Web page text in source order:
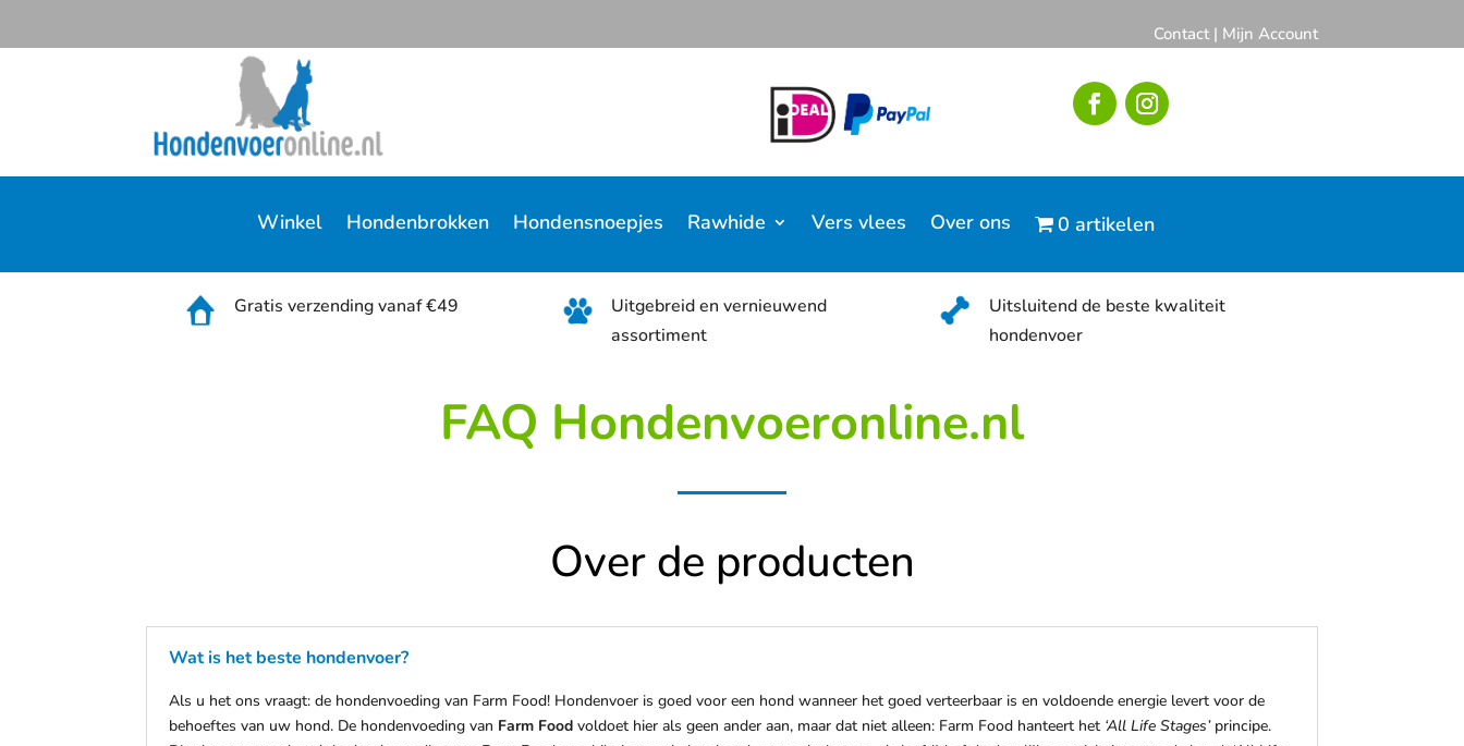
Contact| Mijn Account
Winkel Hondenbrokken Hondensnoepjes Rawhide Vers vlees Over ons 0 artikelen
Gratis verzending vanaf €49
Uitgebreid en vernieuwend
assortiment
Uitsluitend de beste kwaliteit
hondenvoer
FAQ Hondenvoeronline.nl
Over de producten
Wat is het beste hondenvoer?
Als u het ons vraagt: de hondenvoeding van Farm Food! Hondenvoer is goed voor een hond wanneer het goed verteerbaar is en voldoende energie levert voor de
behoeftes van uw hond. De hondenvoeding van Farm Food voldoet hier als geen ander aan, maar dat niet alleen: Farm Food hanteert het ‘All Life Stages’principe.